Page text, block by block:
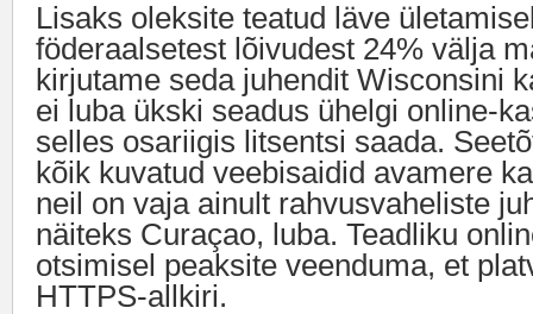
Lisaks oleksite teatud läve
föderaalsetest lõivudest 24% välja
kirjutame seda juhendit Wisconsini
ei luba ükski seadus ühelgi online-
selles osariigis litsentsi saada.
kõik kuvatud veebisaidid avamere
neil on vaja ainult rahvusvaheliste
näiteks Curaçao, luba. Teadliku
otsimisel peaksite veenduma, et
HTTPS-allkiri.